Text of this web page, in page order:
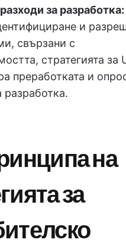
за разработка:
и
свързани с
стратегията за
преработката и
разработка.
на
за